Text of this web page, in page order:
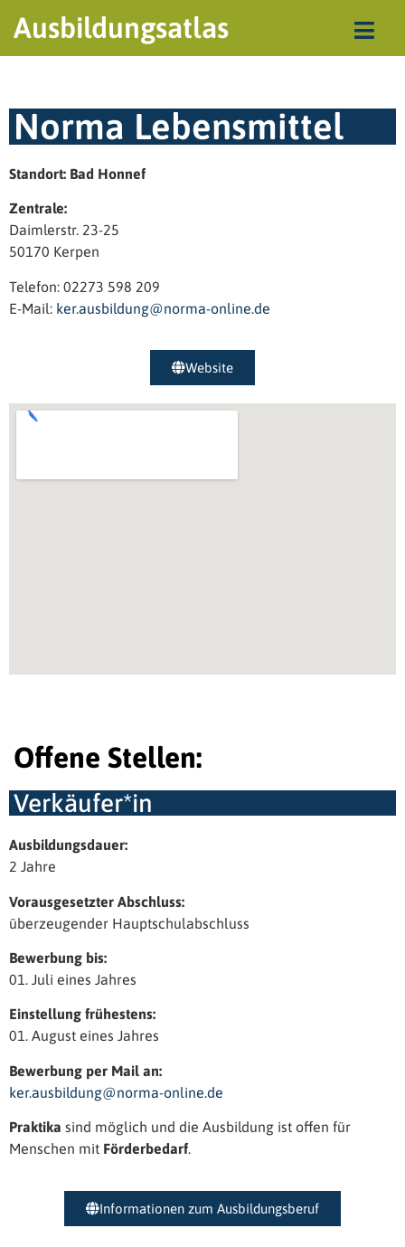
Ausbildungsatlas
Norma Lebensmittel
Standort: Bad Honnef
Zentrale:
Daimlerstr. 23-25
50170 Kerpen
Telefon: 02273 598 209
E-Mail: ker.ausbildung@norma-online.de
Website
Offene Stellen:
Verkäufer*in
Ausbildungsdauer:
2 Jahre
Vorausgesetzter Abschluss:
überzeugender Hauptschulabschluss
Bewerbung bis:
01. Juli eines Jahres
Einstellung frühestens:
01. August eines Jahres
Bewerbung per Mail an:
ker.ausbildung@norma-online.de
Praktika sind möglich und die Ausbildung ist offen für
Menschen mit Förderbedarf.
Informationen zum Ausbildungsberuf